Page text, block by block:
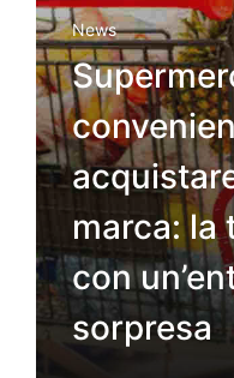
News
marca: la
con
sorpresa